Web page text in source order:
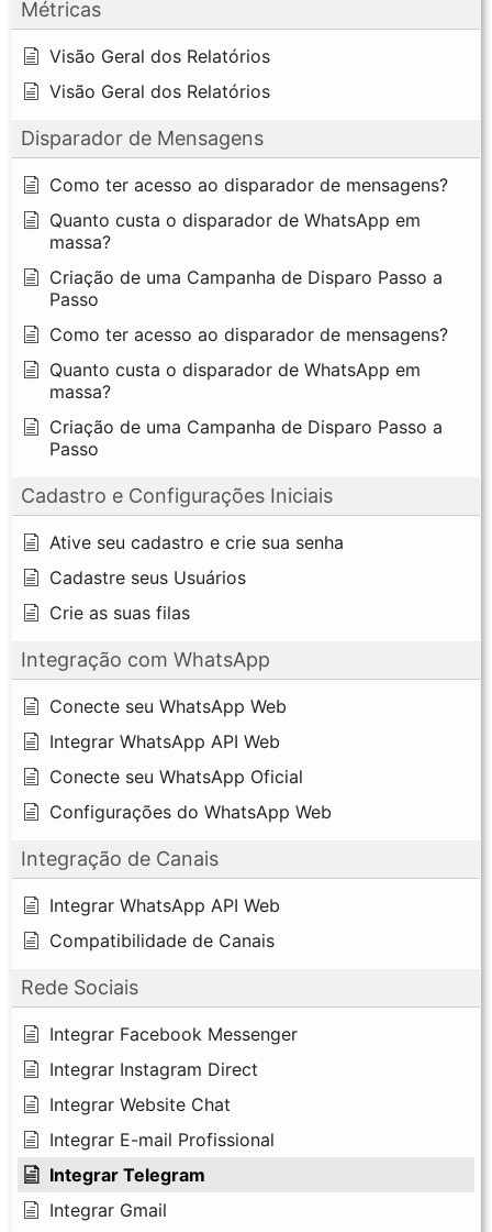
Métricas
Visão Geral dos Relatórios
Visão Geral dos Relatórios
Disparador de Mensagens
Como ter acesso ao disparador de mensagens?
Quanto custa o disparador de WhatsApp em
massa?
Criação de uma Campanha de Disparo Passo a
Passo
Como ter acesso ao disparador de mensagens?
Quanto custa o disparador de WhatsApp em
massa?
Criação de uma Campanha de Disparo Passo a
Passo
Cadastro e Configurações Iniciais
Ative seu cadastro e crie sua senha
Cadastre seus Usuários
Crie as suas filas
Integração com WhatsApp
Conecte seu WhatsApp Web
Integrar WhatsApp API Web
Conecte seu WhatsApp Oficial
Configurações do WhatsApp Web
Integração de Canais
Integrar WhatsApp API Web
Compatibilidade de Canais
Rede Sociais
Integrar Facebook Messenger
Integrar Instagram Direct
Integrar Website Chat
Integrar E-mail Profissional
Integrar Telegram
Integrar Gmail